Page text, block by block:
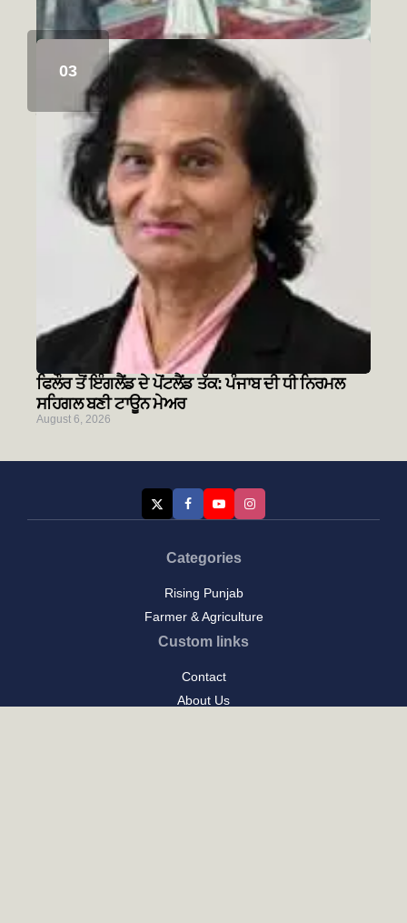
ਸਿੱਖ ਇਤਿਹਾਸ ਅਤੇ ਚਾਬੀਆਂ ਦਾ ਮੋਰਚਾ
August 6, 2026
ਫਿਲੌਰ ਤੋਂ ਇੰਗਲੈਂਡ ਦੇ ਪੋਂਟਲੈਂਡ ਤੱਕ: ਪੰਜਾਬ ਦੀ ਧੀ ਨਿਰਮਲ
ਸਹਿਗਲ ਬਣੀ ਟਾਊਨ ਮੇਅਰ
August 6, 2026
Categories
Rising Punjab
Farmer & Agriculture
Custom links
Contact
About Us